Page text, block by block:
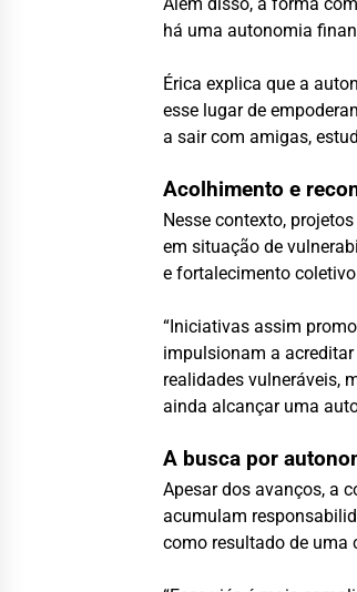
há uma autonomia
Érica explica que a
esse lugar de
a sair com amigas,
Acolhimento e
Nesse contexto,
em situação de
e fortalecimento
“Iniciativas assim
impulsionam a
realidades vulneráveis,
ainda alcançar uma
A busca por
Apesar dos avanços, a
acumulam
como resultado de uma